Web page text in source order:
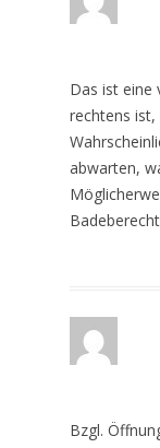
Das ist eine
rechtens ist,
abwarten,
Bzgl.